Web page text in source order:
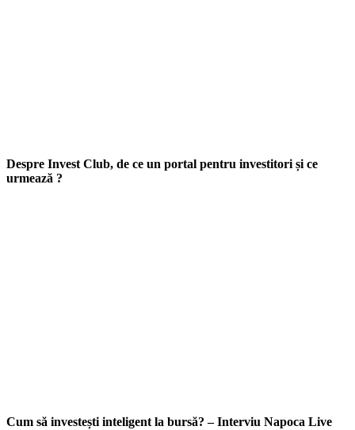
Despre Invest Club, de ce un portal pentru investitori și ce
urmează ?
Cum să investești inteligent la bursă? – Interviu Napoca Live